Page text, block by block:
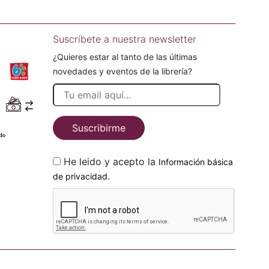
Suscríbete a nuestra newsletter
¿Quieres estar al tanto de las últimas
novedades y eventos de la librería?
Suscribirme
He leido y acepto la Información básica
de privacidad.